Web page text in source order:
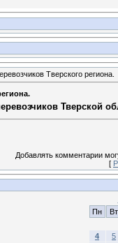
Тверского региона.
Тверской
Добавлять комментарии
[
Пн
Вт
4
5